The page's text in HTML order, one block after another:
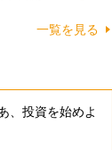
一覧を見る
、投資を始めよ